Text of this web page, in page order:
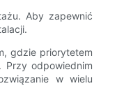
Aby zapewnić
gdzie priorytetem
Przy odpowiednim
w wielu